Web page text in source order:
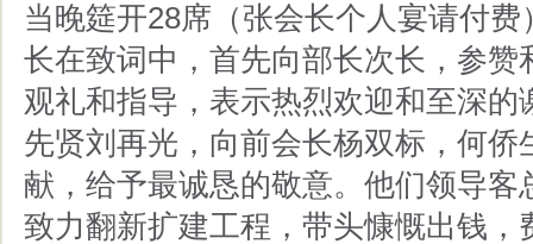
当晚筵开28席（张会长个人宴请付
长在致词中，首先向部长次长，参
观礼和指导，表示热烈欢迎和至深
先贤刘再光，向前会长杨双标，何
献，给予最诚恳的敬意。他们领导
致力翻新扩建工程，带头慷慨出钱